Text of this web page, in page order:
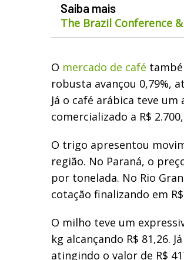
Saiba mais
The Brazil Conference
O mercado de café
robusta avançou 0,79%,
Já o café arábica teve um
comercializado a R$
O trigo apresentou
região. No Paraná, o
por tonelada. No Rio
cotação finalizando em R$
O milho teve um
kg alcançando R$ 81,26.
atingindo o valor de R$